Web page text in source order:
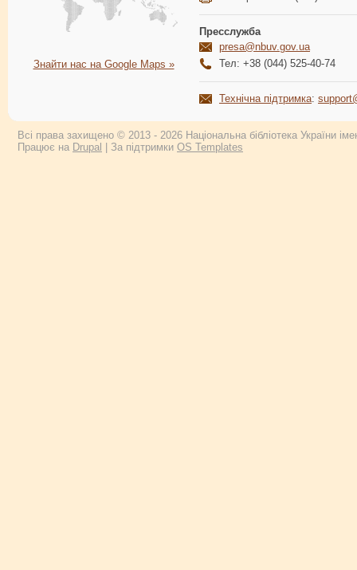
Знайти нас на Google Maps »
Пресслужба
presa@nbuv.gov.ua
Тел: +38 (044) 525-40-74
Технічна підтримка:
Всі права захищено © 2013 - 2026 Національна бібліотека України
Працює на Drupal | За підтримки OS Templates